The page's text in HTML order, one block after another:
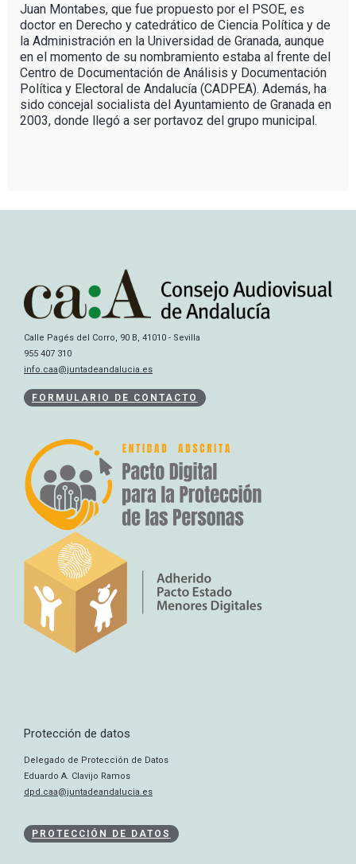
Juan Montabes, que fue propuesto por el PSOE, es
doctor en Derecho y catedrático de Ciencia Política y de
la Administración en la Universidad de Granada, aunque
en el momento de su nombramiento estaba al frente del
Centro de Documentación de Análisis y Documentación
Política y Electoral de Andalucía (CADPEA). Además, ha
sido concejal socialista del Ayuntamiento de Granada en
2003, donde llegó a ser portavoz del grupo municipal.
Calle Pagés del Corro, 90 B, 41010 - Sevilla
955 407 310
info.caa@juntadeandalucia.es
FORMULARIO DE CONTACTO
Protección de datos
Delegado de Protección de Datos
Eduardo A. Clavijo Ramos
dpd.caa@juntadeandalucia.es
PROTECCIÓN DE DATOS